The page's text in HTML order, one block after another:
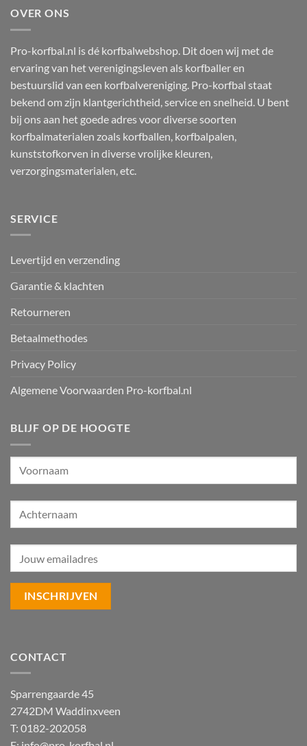
OVER ONS
Pro-korfbal.nl is dé korfbalwebshop. Dit doen wij met de
ervaring van het verenigingsleven als korfballer en
bestuurslid van een korfbalvereniging. Pro-korfbal staat
bekend om zijn klantgerichtheid, service en snelheid. U bent
bij ons aan het goede adres voor diverse soorten
korfbalmaterialen zoals korfballen, korfbalpalen,
kunststofkorven in diverse vrolijke kleuren,
verzorgingsmaterialen, etc.
SERVICE
Levertijd en verzending
Garantie & klachten
Retourneren
Betaalmethodes
Privacy Policy
Algemene Voorwaarden Pro-korfbal.nl
BLIJF OP DE HOOGTE
CONTACT
Sparrengaarde 45
2742DM Waddinxveen
T: 0182-202058